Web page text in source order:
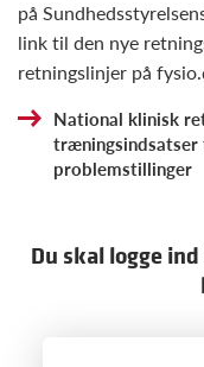
på
link til den nye
retningslinjer på
National klinisk
problemstillinger
Du skal logge